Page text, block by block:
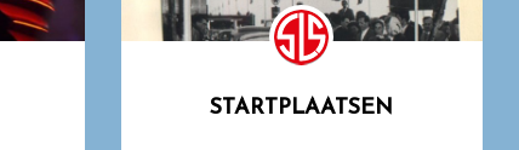
STARTPLAATSEN